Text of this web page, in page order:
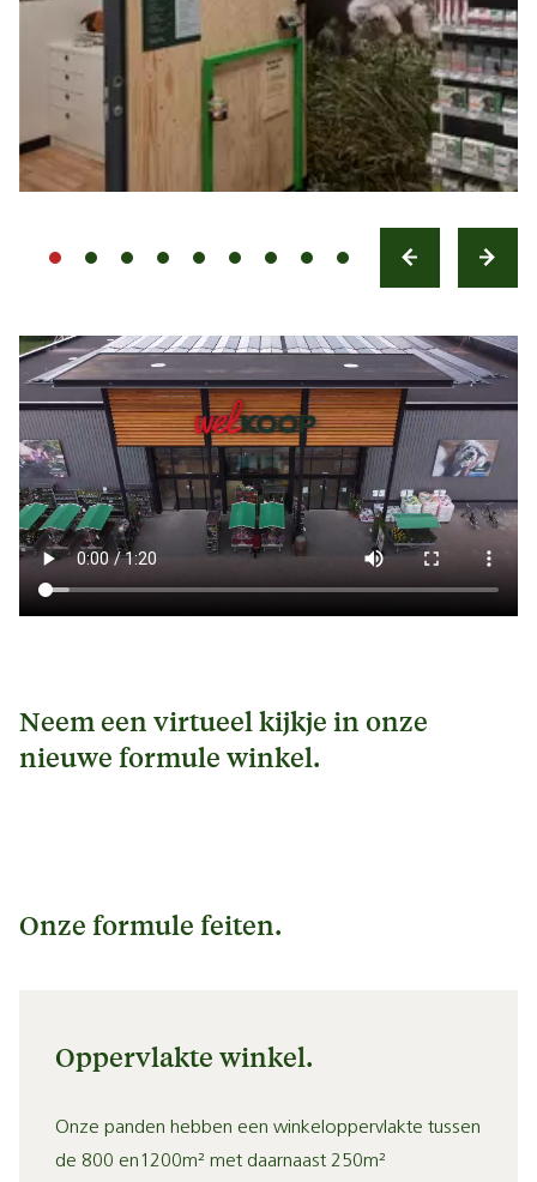
Neem een virtueel kijkje in onze
nieuwe formule winkel.
Onze formule feiten.
Oppervlakte winkel.
Onze panden hebben een winkeloppervlakte tussen
de 800 en1200m² met daarnaast 250m²